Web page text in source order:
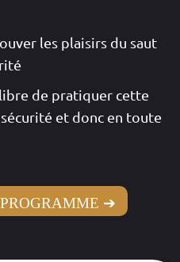
les plaisirs du saut
de pratiquer cette
et donc en toute
➔